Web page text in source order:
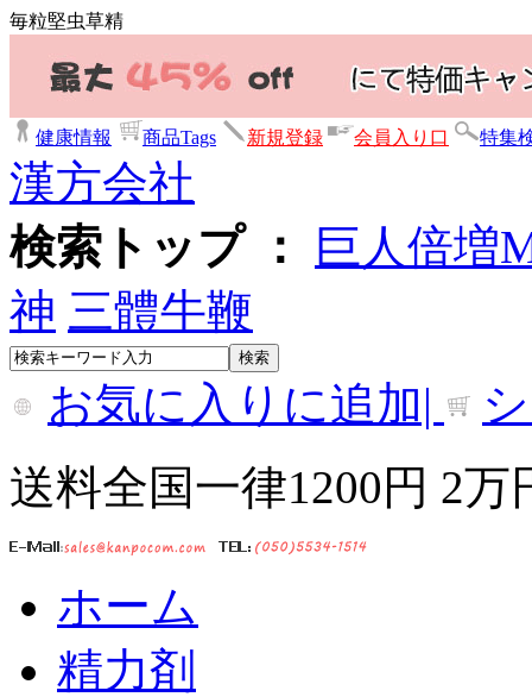
毎粒堅虫草精
健康情報 商品Tags 新規登録 会員入り口 特集
漢方会社
検索トップ ：
巨人倍増
神 三體牛鞭
お気に入りに追加|
送料全国一律1200円 2
ホーム
精力剤